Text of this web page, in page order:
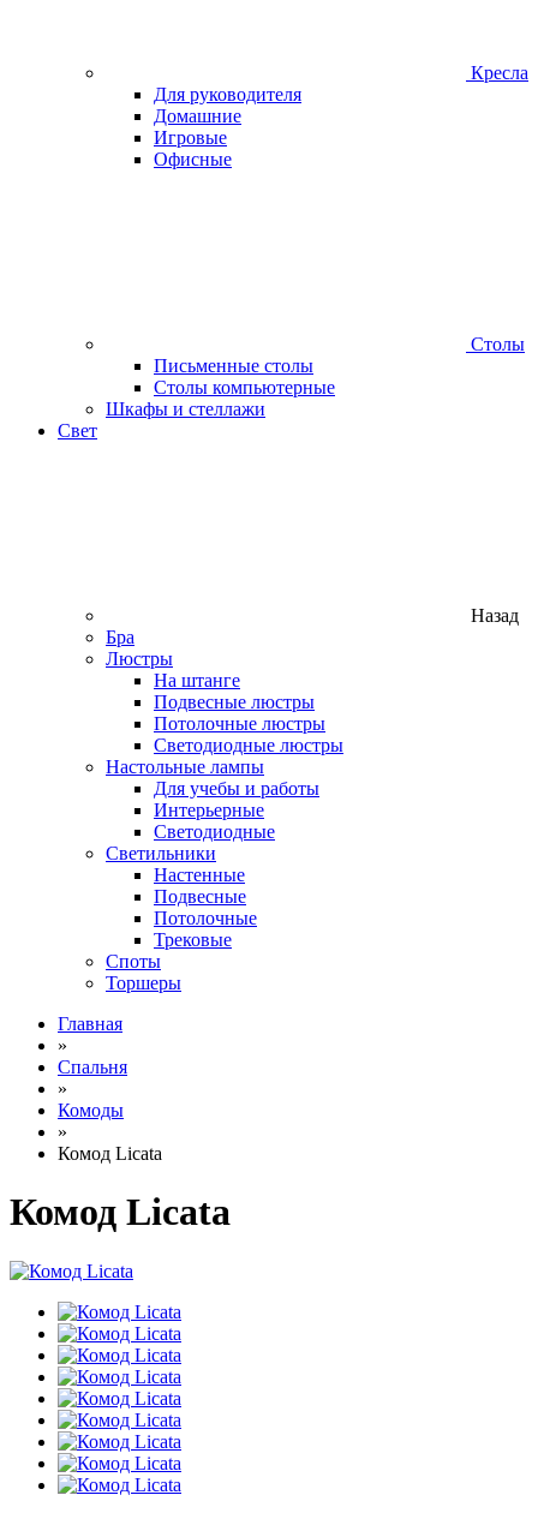
Кресла
Для руководителя
Домашние
Игровые
Офисные
Столы
Письменные столы
Столы компьютерные
Шкафы и стеллажи
Свет
Назад
Бра
Люстры
На штанге
Подвесные люстры
Потолочные люстры
Светодиодные люстры
Настольные лампы
Для учебы и работы
Интерьерные
Светодиодные
Светильники
Настенные
Подвесные
Потолочные
Трековые
Споты
Торшеры
Главная
»
Спальня
»
Комоды
»
Комод Licata
Комод Licata